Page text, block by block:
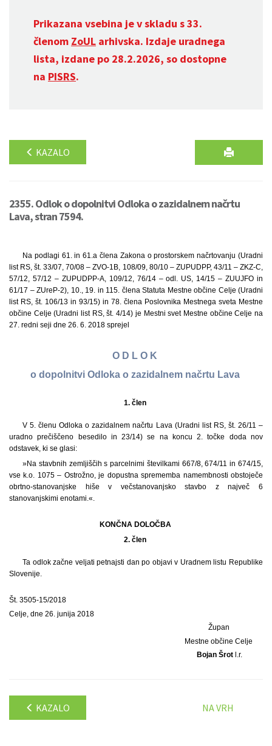
Prikazana vsebina je v skladu s 33.
členom ZoUL arhivska. Izdaje uradnega
lista, izdane po 28.2.2026, so dostopne
na PISRS.
KAZALO
2355. Odlok o dopolnitvi Odloka o zazidalnem načrtu
Lava, stran 7594.
Na podlagi 61. in 61.a člena Zakona o prostorskem načrtovanju (Uradni
list RS, št. 33/07, 70/08 – ZVO-1B, 108/09, 80/10 – ZUPUDPP, 43/11 – ZKZ-C,
57/12, 57/12 – ZUPUDPP-A, 109/12, 76/14 – odl. US, 14/15 – ZUUJFO in
61/17 – ZUreP-2), 10., 19. in 115. člena Statuta Mestne občine Celje (Uradni
list RS, št. 106/13 in 93/15) in 78. člena Poslovnika Mestnega sveta Mestne
občine Celje (Uradni list RS, št. 4/14) je Mestni svet Mestne občine Celje na
27. redni seji dne 26. 6. 2018 sprejel
O D L O K
o dopolnitvi Odloka o zazidalnem načrtu Lava
1. člen
V 5. členu Odloka o zazidalnem načrtu Lava (Uradni list RS, št. 26/11 –
uradno prečiščeno besedilo in 23/14) se na koncu 2. točke doda nov
odstavek, ki se glasi:
»Na stavbnih zemljiščih s parcelnimi številkami 667/8, 674/11 in 674/15,
vse k.o. 1075 – Ostrožno, je dopustna sprememba namembnosti obstoječe
obrtno-stanovanjske hiše v večstanovanjsko stavbo z največ 6
stanovanjskimi enotami.«.
KONČNA DOLOČBA
2. člen
Ta odlok začne veljati petnajsti dan po objavi v Uradnem listu Republike
Slovenije.
Št. 3505-15/2018
Celje, dne 26. junija 2018
Župan
Mestne občine Celje
Bojan Šrot l.r.
KAZALO NA VRH